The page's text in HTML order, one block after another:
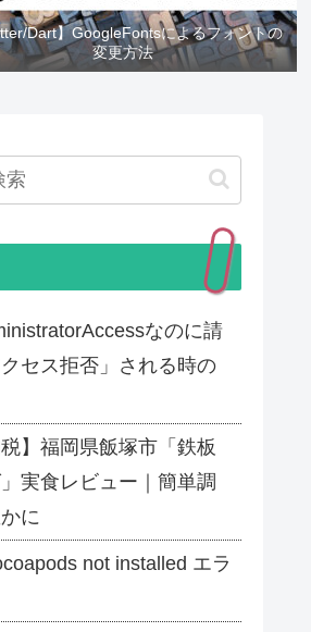
Dart】GoogleFontsによるフォントの
変更方法
なのに請
セス拒否」される時の
税】福岡県飯塚市「鉄板
実食レビュー｜簡単調
に
not installed エラ